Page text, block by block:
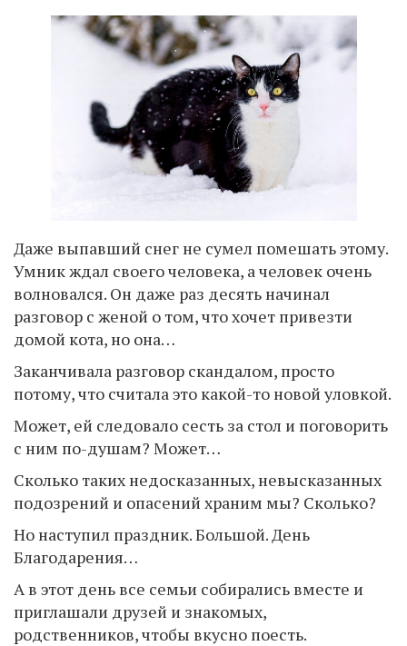
Даже выпавший снег не сумел помешать этому.
Умник ждал своего человека, а человек очень
волновался. Он даже раз десять начинал
разговор с женой о том, что хочет привезти
домой кота, но она…
Заканчивала разговор скандалом, просто
потому, что считала это какой-то новой уловкой.
Может, ей следовало сесть за стол и поговорить
с ним по-душам? Может…
Сколько таких недосказанных, невысказанных
подозрений и опасений храним мы? Сколько?
Но наступил праздник. Большой. День
Благодарения…
А в этот день все семьи собирались вместе и
приглашали друзей и знакомых,
родственников, чтобы вкусно поесть.